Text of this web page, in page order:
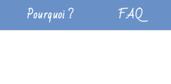
Pourquoi ? FAQ